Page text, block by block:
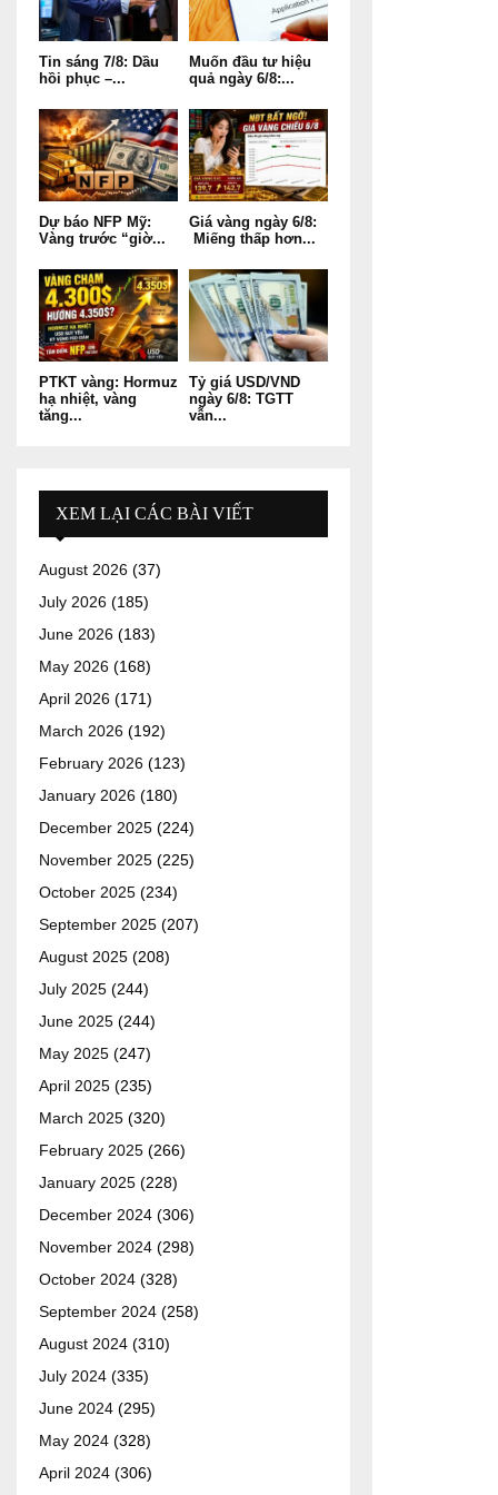
Tin sáng 7/8: Dầu
hồi phục –...
Muốn đầu tư hiệu
quả ngày 6/8:...
Dự báo NFP Mỹ:
Vàng trước “giờ...
Giá vàng ngày 6/8:
Miếng thấp hơn...
PTKT vàng: Hormuz
hạ nhiệt, vàng
tăng...
Tỷ giá USD/VND
ngày 6/8: TGTT
vẫn...
XEM LẠI CÁC BÀI VIẾT
August 2026 (37)
July 2026 (185)
June 2026 (183)
May 2026 (168)
April 2026 (171)
March 2026 (192)
February 2026 (123)
January 2026 (180)
December 2025 (224)
November 2025 (225)
October 2025 (234)
September 2025 (207)
August 2025 (208)
July 2025 (244)
June 2025 (244)
May 2025 (247)
April 2025 (235)
March 2025 (320)
February 2025 (266)
January 2025 (228)
December 2024 (306)
November 2024 (298)
October 2024 (328)
September 2024 (258)
August 2024 (310)
July 2024 (335)
June 2024 (295)
May 2024 (328)
April 2024 (306)